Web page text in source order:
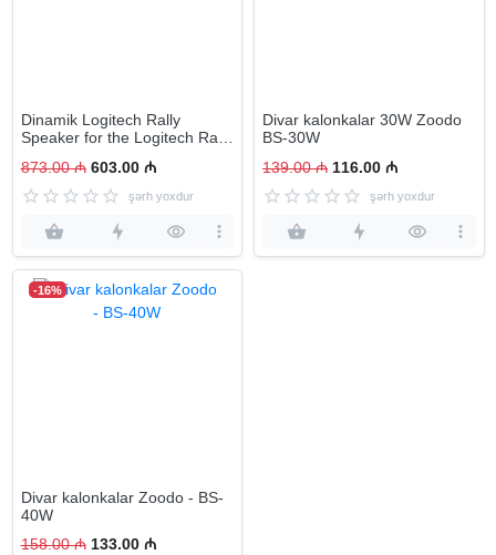
Dinamik Logitech Rally
Speaker for the Logitech Rally
873.00 ₼ 603.00 ₼
şərh yoxdur
Divar kalonkalar 30W Zoodo
BS-30W
139.00 ₼ 116.00 ₼
şərh yoxdur
-16%
Divar kalonkalar Zoodo - BS-
40W
158.00 ₼ 133.00 ₼